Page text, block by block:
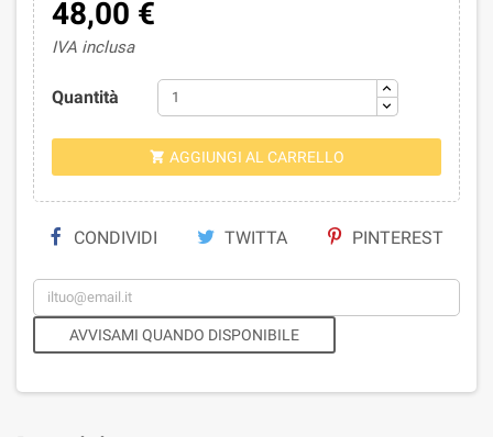
48,00 €
IVA inclusa
Quantità
 AGGIUNGI AL CARRELLO
CONDIVIDI TWITTA PINTEREST
AVVISAMI QUANDO DISPONIBILE